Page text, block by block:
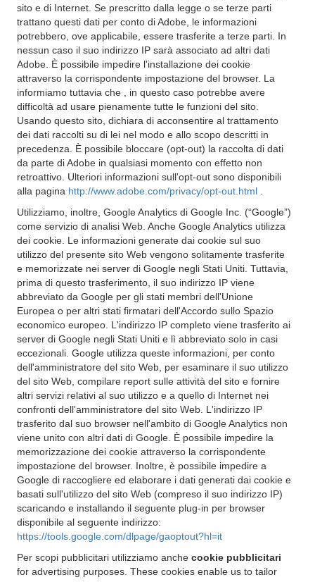
sito e di Internet. Se prescritto dalla legge o se terze parti
trattano questi dati per conto di Adobe, le informazioni
potrebbero, ove applicabile, essere trasferite a terze parti. In
nessun caso il suo indirizzo IP sarà associato ad altri dati
Adobe. È possibile impedire l'installazione dei cookie
attraverso la corrispondente impostazione del browser. La
informiamo tuttavia che , in questo caso potrebbe avere
difficoltà ad usare pienamente tutte le funzioni del sito.
Usando questo sito, dichiara di acconsentire al trattamento
dei dati raccolti su di lei nel modo e allo scopo descritti in
precedenza. È possibile bloccare (opt-out) la raccolta di dati
da parte di Adobe in qualsiasi momento con effetto non
retroattivo. Ulteriori informazioni sull'opt-out sono disponibili
alla pagina http://www.adobe.com/privacy/opt-out.html
Utilizziamo, inoltre, Google Analytics di Google Inc. (“Google”)
come servizio di analisi Web. Anche Google Analytics utilizza
dei cookie. Le informazioni generate dai cookie sul suo
utilizzo del presente sito Web vengono solitamente trasferite
e memorizzate nei server di Google negli Stati Uniti. Tuttavia,
prima di questo trasferimento, il suo indirizzo IP viene
abbreviato da Google per gli stati membri dell'Unione
Europea o per altri stati firmatari dell'Accordo sullo Spazio
economico europeo. L'indirizzo IP completo viene trasferito ai
server di Google negli Stati Uniti e lì abbreviato solo in casi
eccezionali. Google utilizza queste informazioni, per conto
dell'amministratore del sito Web, per esaminare il suo utilizzo
del sito Web, compilare report sulle attività del sito e fornire
altri servizi relativi al suo utilizzo e a quello di Internet nei
confronti dell'amministratore del sito Web. L'indirizzo IP
trasferito dal suo browser nell'ambito di Google Analytics non
viene unito con altri dati di Google. È possibile impedire la
memorizzazione dei cookie attraverso la corrispondente
impostazione del browser. Inoltre, è possibile impedire a
Google di raccogliere ed elaborare i dati generati dai cookie e
basati sull'utilizzo del sito Web (compreso il suo indirizzo IP)
scaricando e installando il seguente plug-in per browser
disponibile al seguente indirizzo:
https://tools.google.com/dlpage/gaoptout?hl=it
Per scopi pubblicitari utilizziamo anche cookie pubblicitari
for advertising purposes. These cookies enable us to tailor